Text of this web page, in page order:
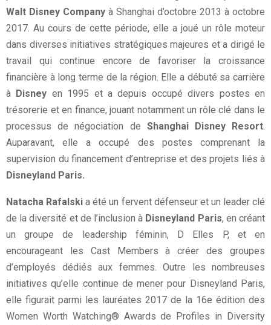
Walt Disney Company à Shanghai d’octobre 2013 à octobre
2017. Au cours de cette période, elle a joué un rôle moteur
dans diverses initiatives stratégiques majeures et a dirigé le
travail qui continue encore de favoriser la croissance
financière à long terme de la région. Elle a débuté sa carrière
à Disney en 1995 et a depuis occupé divers postes en
trésorerie et en finance, jouant notamment un rôle clé dans le
processus de négociation de Shanghai Disney Resort.
Auparavant, elle a occupé des postes comprenant la
supervision du financement d’entreprise et des projets liés à
Disneyland Paris.
Natacha Rafalski a été un fervent défenseur et un leader clé
de la diversité et de l’inclusion à Disneyland Paris, en créant
un groupe de leadership féminin, D Elles P, et en
encourageant les Cast Members à créer des groupes
d’employés dédiés aux femmes. Outre les nombreuses
initiatives qu’elle continue de mener pour Disneyland Paris,
elle figurait parmi les lauréates 2017 de la 16e édition des
Women Worth Watching® Awards de Profiles in Diversity